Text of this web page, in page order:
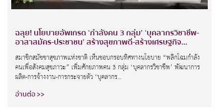
ฉลุย! นโยบายอัพเกรด ‘กำลังคน 3 กลุ่ม’ ‘บุคลากรวิชาชีพ-
อาสาสมัคร-ประชาชน’ สร้างสุขภาพดี-สร้างเศรษฐกิจ...
สมาชิกสมัชชาสุขภาพแห่งชาติ เห็นชอบกรอบทิศทางนโยบาย “พลิกโฉมกำลัง
คนเพื่อสังคมสุขภาวะ” เพิ่มศักยภาพคน 3 กลุ่ม ‘บุคลากรวิชาชีพ’ พัฒนาการ
ผลิต-การจ้างงาน-การกระจายตัว ‘บุคลากร...
อ่านต่อ >>